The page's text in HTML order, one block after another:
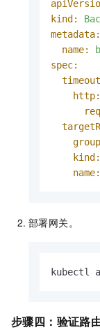
kind:
metadata:
name:
spec:
http:
kind:
name:
部署网关。
kubectl
步骤四：验证路